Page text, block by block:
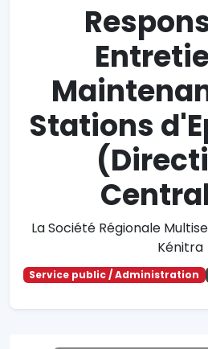
Stations
La Société Régionale
Kénitra
Service public / Administration